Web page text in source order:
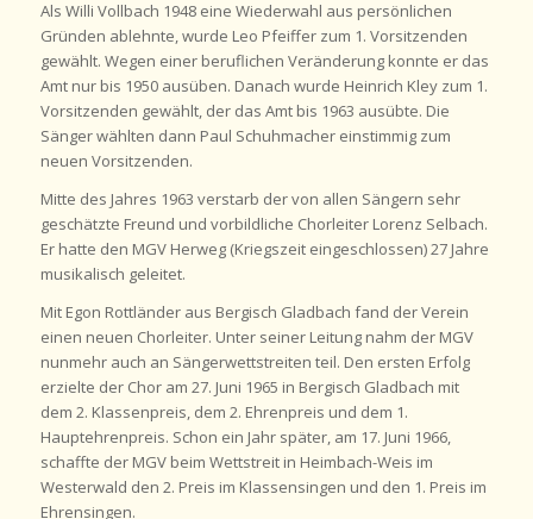
Als Willi Vollbach 1948 eine Wiederwahl aus persönlichen
Gründen ablehnte, wurde Leo Pfeiffer zum 1. Vorsitzenden
gewählt. Wegen einer beruflichen Veränderung konnte er das
Amt nur bis 1950 ausüben. Danach wurde Heinrich Kley zum 1.
Vorsitzenden gewählt, der das Amt bis 1963 ausübte. Die
Sänger wählten dann Paul Schuhmacher einstimmig zum
neuen Vorsitzenden.
Mitte des Jahres 1963 verstarb der von allen Sängern sehr
geschätzte Freund und vorbildliche Chorleiter Lorenz Selbach.
Er hatte den MGV Herweg (Kriegszeit eingeschlossen) 27 Jahre
musikalisch geleitet.
Mit Egon Rottländer aus Bergisch Gladbach fand der Verein
einen neuen Chorleiter. Unter seiner Leitung nahm der MGV
nunmehr auch an Sängerwettstreiten teil. Den ersten Erfolg
erzielte der Chor am 27. Juni 1965 in Bergisch Gladbach mit
dem 2. Klassenpreis, dem 2. Ehrenpreis und dem 1.
Hauptehrenpreis. Schon ein Jahr später, am 17. Juni 1966,
schaffte der MGV beim Wettstreit in Heimbach-Weis im
Westerwald den 2. Preis im Klassensingen und den 1. Preis im
Ehrensingen.